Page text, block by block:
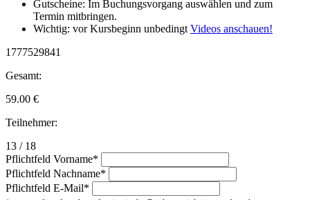
Gutscheine: Im Buchungsvorgang auswählen und zum
Termin mitbringen.
Wichtig: vor Kursbeginn unbedingtVideos anschauen!
1777529841
Gesamt:
59.00 €
Teilnehmer:
13 / 18
Pflichtfeld Vorname*
Pflichtfeld Nachname*
Pflichtfeld E-Mail*